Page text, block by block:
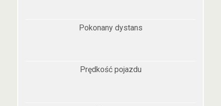
Pokonany dystans
Prędkość pojazdu